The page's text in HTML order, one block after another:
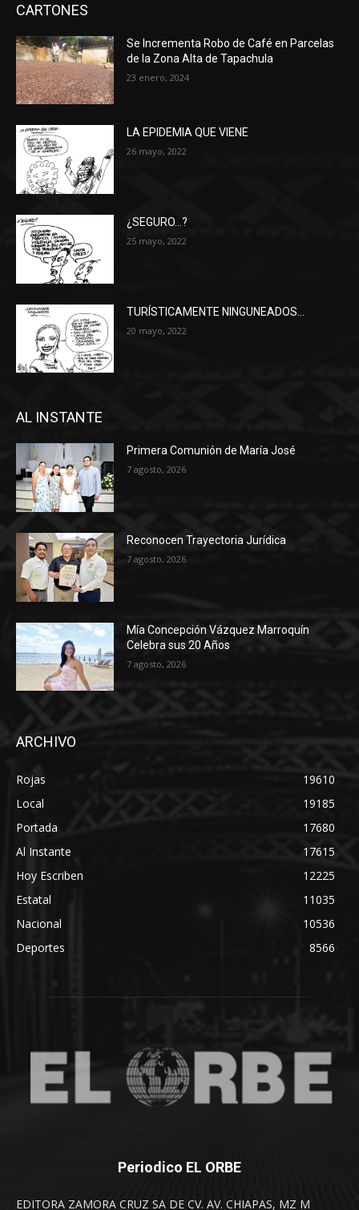
CARTONES
Se Incrementa Robo de Café en Parcelas
de la Zona Alta de Tapachula
23 enero, 2024
LA EPIDEMIA QUE VIENE
26 mayo, 2022
¿SEGURO…?
25 mayo, 2022
TURÍSTICAMENTE NINGUNEADOS…
20 mayo, 2022
AL INSTANTE
Primera Comunión de María José
7 agosto, 2026
Reconocen Trayectoria Jurídica
7 agosto, 2026
Mía Concepción Vázquez Marroquín
Celebra sus 20 Años
7 agosto, 2026
ARCHIVO
Rojas
19610
Local
19185
Portada
17680
Al Instante
17615
Hoy Escriben
12225
Estatal
11035
Nacional
10536
Deportes
8566
Periodico EL ORBE
EDITORA ZAMORA CRUZ SA DE CV. AV. CHIAPAS, MZ M